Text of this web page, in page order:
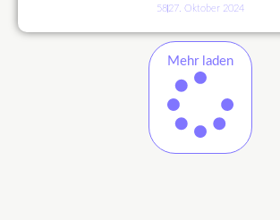
5827. Oktober 2024
Mehr laden